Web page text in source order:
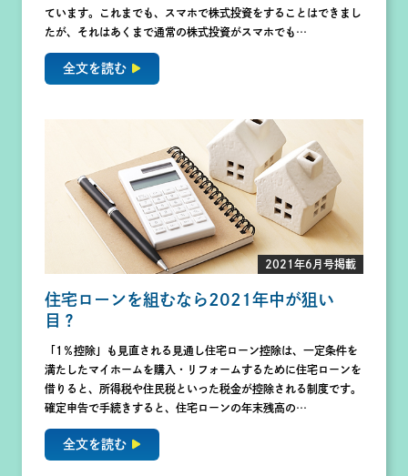
ています。これまでも、スマホで株式投資をすることはできまし
たが、それはあくまで通常の株式投資がスマホでも…
全文を読む
2021年6月号掲載
住宅ローンを組むなら2021年中が狙い
目？
「1％控除」も見直される見通し住宅ローン控除は、一定条件を
満たしたマイホームを購入・リフォームするために住宅ローンを
借りると、所得税や住民税といった税金が控除される制度です。
確定申告で手続きすると、住宅ローンの年末残高の…
全文を読む